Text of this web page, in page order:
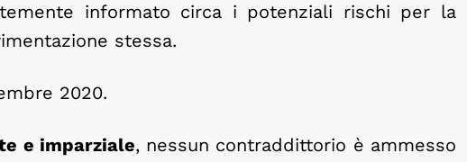
informato circa i potenziali rischi per la
stessa.
2020.
e imparziale, nessun contraddittorio è ammesso